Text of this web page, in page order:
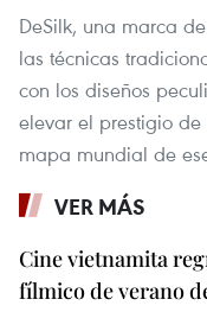
DeSilk, una marca
las técnicas
con los diseños
elevar el prestigio
mapa mundial de
VER MÁS
Cine vietnamita
fílmico de verano